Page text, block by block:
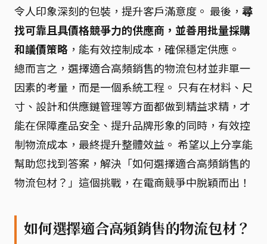
令人印象深刻的包裝，提升客戶滿意度。 最後， 尋
找可靠且具價格競爭力的供應商，並善用批量採購
和議價策略 ，能有效控制成本，確保穩定供應。
總而言之，選擇適合高頻銷售的物流包材並非單一
因素的考量，而是一個系統工程。 只有在材料、尺
寸、設計和供應鏈管理等方面都做到精益求精，才
能在保障產品安全、提升品牌形象的同時，有效控
制物流成本，最終提升整體效益。 希望以上分享能
幫助您找到答案，解決「如何選擇適合高頻銷售的
物流包材？」這個挑戰，在電商競爭中脫穎而出！
如何選擇適合高頻銷售的物流包材？